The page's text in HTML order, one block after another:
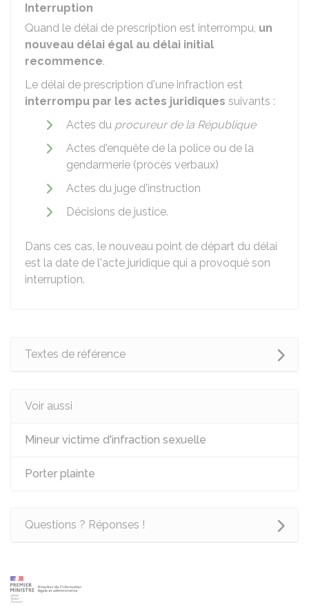
Interruption
Quand le délai de prescription est interrompu, un
nouveau délai égal au délai initial
recommence.
Le délai de prescription d'une infraction est
interrompu par les actes juridiques suivants :
Actes du procureur de la République
Actes d'enquête de la police ou de la
gendarmerie (procès verbaux)
Actes du juge d'instruction
Décisions de justice.
Dans ces cas, le nouveau point de départ du délai
est la date de l'acte juridique qui a provoqué son
interruption.
Textes de référence
Voir aussi
Mineur victime d'infraction sexuelle
Porter plainte
Questions ? Réponses !